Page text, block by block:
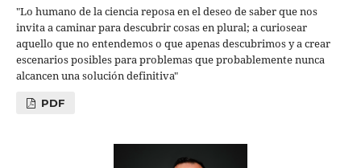
"Lo humano de la ciencia reposa en el deseo de saber que nos
invita a caminar para descubrir cosas en plural; a curiosear
aquello que no entendemos o que apenas descubrimos y a crear
escenarios posibles para problemas que probablemente nunca
alcancen una solución definitiva"
PDF